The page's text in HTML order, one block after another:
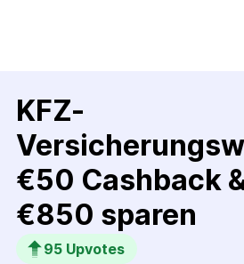
KFZ-
€50 Cashback
€850 sparen
95 Upvotes